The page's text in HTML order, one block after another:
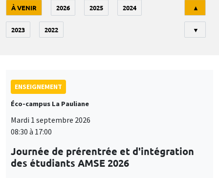
À VENIR 2026 2025 2024
2023 2022
▲
▼
ENSEIGNEMENT
Éco-campus La Pauliane
Mardi 1 septembre 2026
08:30 à 17:00
Journée de prérentrée et d'intégration
des étudiants AMSE 2026